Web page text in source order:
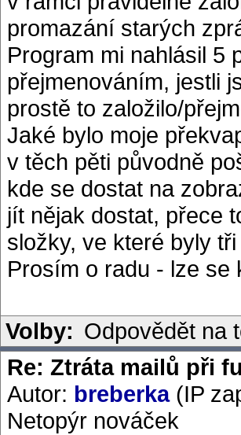
promazání starých
Program mi nahlásil 5
přejmenováním, jestli
prostě to založilo/
Jaké bylo moje
v těch pěti původně
kde se dostat na
jít nějak dostat, přece
složky, ve které byly
Prosím o radu - lze se
Volby: Odpovědět na
Re: Ztráta mailů při
Autor: breberka(IP
Netopýr nováček